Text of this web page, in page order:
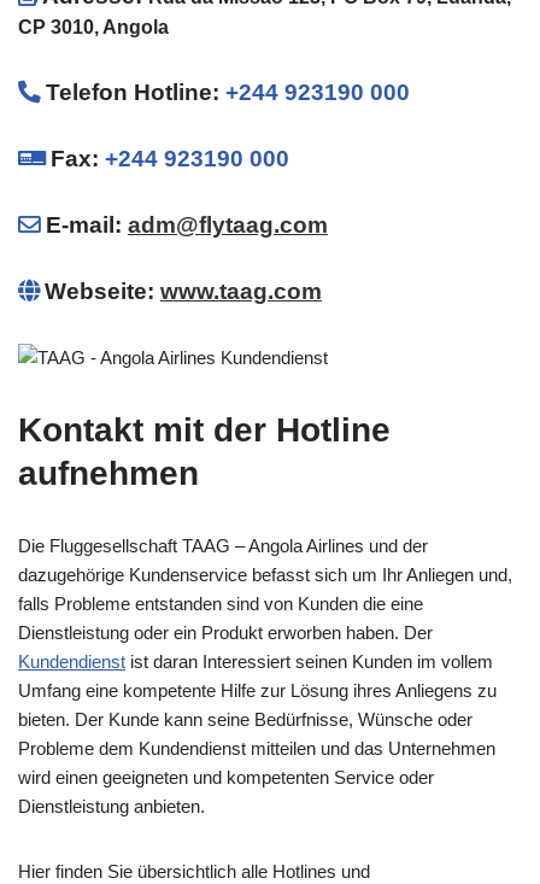
CP 3010, Angola
Telefon Hotline: +244 923190 000
Fax: +244 923190 000
E-mail: adm@flytaag.com
Webseite: www.taag.com
Kontakt mit der Hotline
aufnehmen
Die Fluggesellschaft TAAG – Angola Airlines und der
dazugehörige Kundenservice befasst sich um Ihr Anliegen und,
falls Probleme entstanden sind von Kunden die eine
Dienstleistung oder ein Produkt erworben haben. Der
Kundendienst ist daran Interessiert seinen Kunden im vollem
Umfang eine kompetente Hilfe zur Lösung ihres Anliegens zu
bieten. Der Kunde kann seine Bedürfnisse, Wünsche oder
Probleme dem Kundendienst mitteilen und das Unternehmen
wird einen geeigneten und kompetenten Service oder
Dienstleistung anbieten.
Hier finden Sie übersichtlich alle Hotlines und